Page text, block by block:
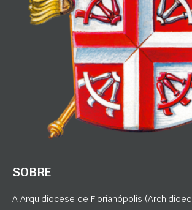
SOBRE
A Arquidiocese de Florianópolis